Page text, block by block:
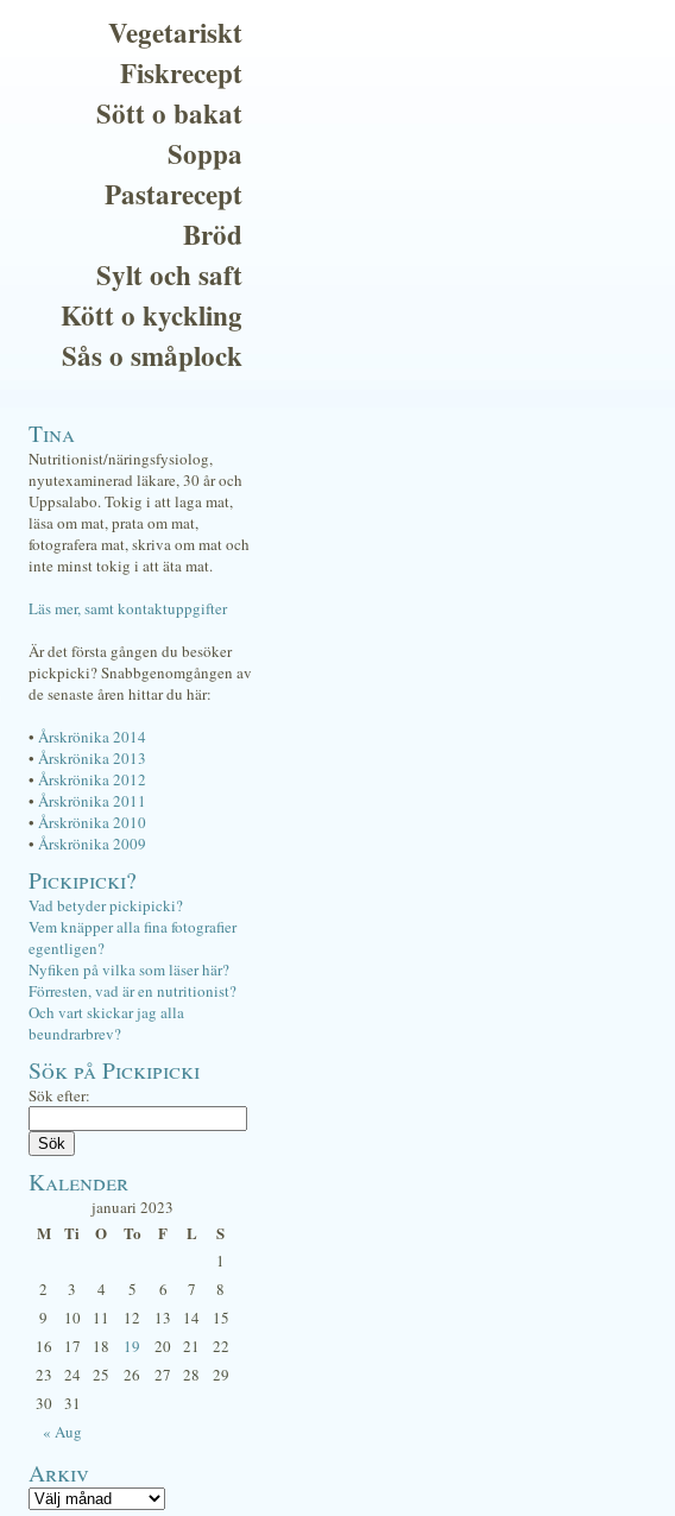
Vegetariskt
Fiskrecept
Sött o bakat
Soppa
Pastarecept
Bröd
Sylt och saft
Kött o kyckling
Sås o småplock
Tina
Nutritionist/näringsfysiolog,
nyutexaminerad läkare, 30 år och
Uppsalabo. Tokig i att laga mat,
läsa om mat, prata om mat,
fotografera mat, skriva om mat och
inte minst tokig i att äta mat.
Läs mer, samt kontaktuppgifter
Är det första gången du besöker
pickpicki? Snabbgenomgången av
de senaste åren hittar du här:
• Årskrönika 2014
• Årskrönika 2013
• Årskrönika 2012
• Årskrönika 2011
• Årskrönika 2010
• Årskrönika 2009
Pickipicki?
Vad betyder pickipicki?
Vem knäpper alla fina fotografier
egentligen?
Nyfiken på vilka som läser här?
Förresten, vad är en nutritionist?
Och vart skickar jag alla
beundrarbrev?
Sök på Pickipicki
Sök efter:
Kalender
januari 2023
M Ti O To F L S
« Aug
1
2
3 4 5 6 7
8
9
10 11 12 13 14
15
16
17 18 19 20 21
22
23
24 25 26 27 28
29
30 31
Arkiv